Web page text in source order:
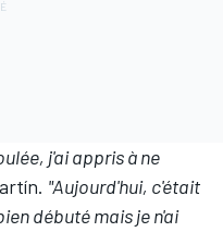
j'ai appris à ne
"Aujourd'hui, c'était
débuté mais je n'ai